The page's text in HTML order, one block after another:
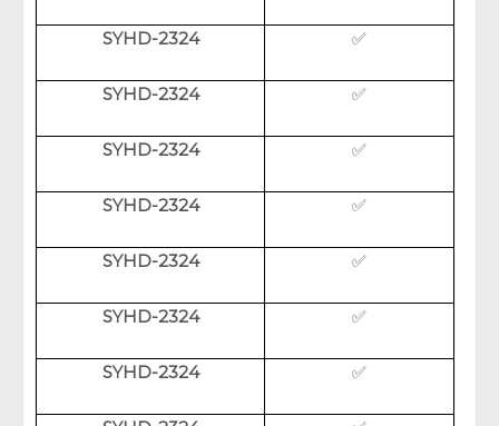
SYHD-2324 ✅
SYHD-2324 ✅
SYHD-2324 ✅
SYHD-2324 ✅
SYHD-2324 ✅
SYHD-2324 ✅
SYHD-2324 ✅